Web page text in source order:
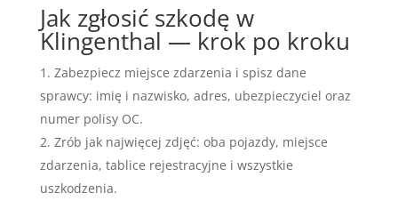
Jak zgłosić szkodę w
Klingenthal — krok po kroku
Zabezpiecz miejsce zdarzenia i spisz dane
sprawcy: imię i nazwisko, adres, ubezpieczyciel oraz
numer polisy OC.
Zrób jak najwięcej zdjęć: oba pojazdy, miejsce
zdarzenia, tablice rejestracyjne i wszystkie
uszkodzenia.